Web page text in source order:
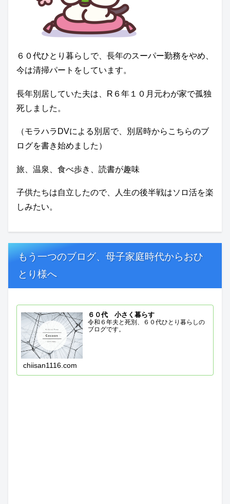
６０代ひとり暮らしで、長年のスーパー勤務をやめ、
今は清掃パートをしています。
長年別居していた夫は、R６年１０月元わが家で孤独
死しました。
（モラハラDVによる別居で、別居時からこちらのブ
ログを書き始めました）
旅、温泉、食べ歩き、読書が趣味
子供たちは自立したので、人生の後半戦はソロ活を楽
しみたい。
もう一つのブログ、母子家庭時代からおひ
とり様へ
６０代 小さく暮らす
令和６年夫と死別、６０代ひとり暮らしの
ブログです。
chiisan1116.com